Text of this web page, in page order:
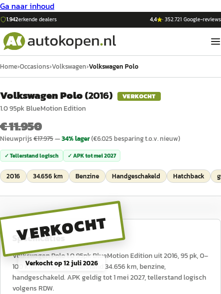
Ga naar inhoud
1.942erkende dealers 4,4 ·352.721 Google-reviews
Home›Occasions›Volkswagen›Volkswagen Polo
Volkswagen Polo(2016) VERKOCHT
1.0 95pk BlueMotion Edition
€ 11.950
Nieuwprijs€17.975—34% lager(€6.025 besparing t.o.v. nieuw)
✓ Tellerstand logisch ✓ APK totmei 2027
2016 34.656 km Benzine Handgeschakeld Hatchback
VERKOCHT
Verkocht op12 juli 2026
Specificaties
Volkswagen Polo 1.0 95pk BlueMotion Edition uit 2016, 95 pk, 0–
100 km/u in 10,5 s, tellerstand 34.656 km, benzine,
handgeschakeld. APK geldig tot 1 mei 2027, tellerstand logisch
volgens RDW.